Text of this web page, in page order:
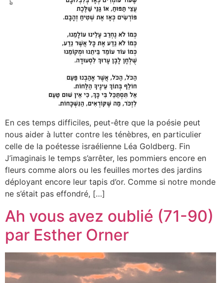
En ces temps difficiles, peut-être que la poésie peut
nous aider à lutter contre les ténèbres, en particulier
celle de la poétesse israélienne Léa Goldberg. Fin
J’imaginais le temps s’arrêter, les pommiers encore en
fleurs comme alors ou les feuilles mortes des jardins
déployant encore leur tapis d’or. Comme si notre monde
ne s’était pas effondré, […]
Ah vous avez oublié (71-90)
par Esther Orner